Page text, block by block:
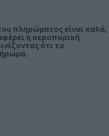
πληρώματος είναι καλά,
η αεροπορική
ότι το